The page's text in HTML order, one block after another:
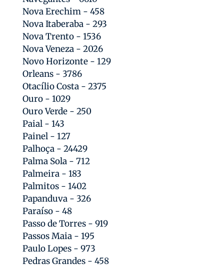
Nova Erechim - 458
Nova Itaberaba - 293
Nova Trento - 1536
Nova Veneza - 2026
Novo Horizonte - 129
Orleans - 3786
Otacílio Costa - 2375
Ouro - 1029
Ouro Verde - 250
Paial - 143
Painel - 127
Palhoça - 24429
Palma Sola - 712
Palmeira - 183
Palmitos - 1402
Papanduva - 326
Paraíso - 48
Passo de Torres - 919
Passos Maia - 195
Paulo Lopes - 973
Pedras Grandes - 458